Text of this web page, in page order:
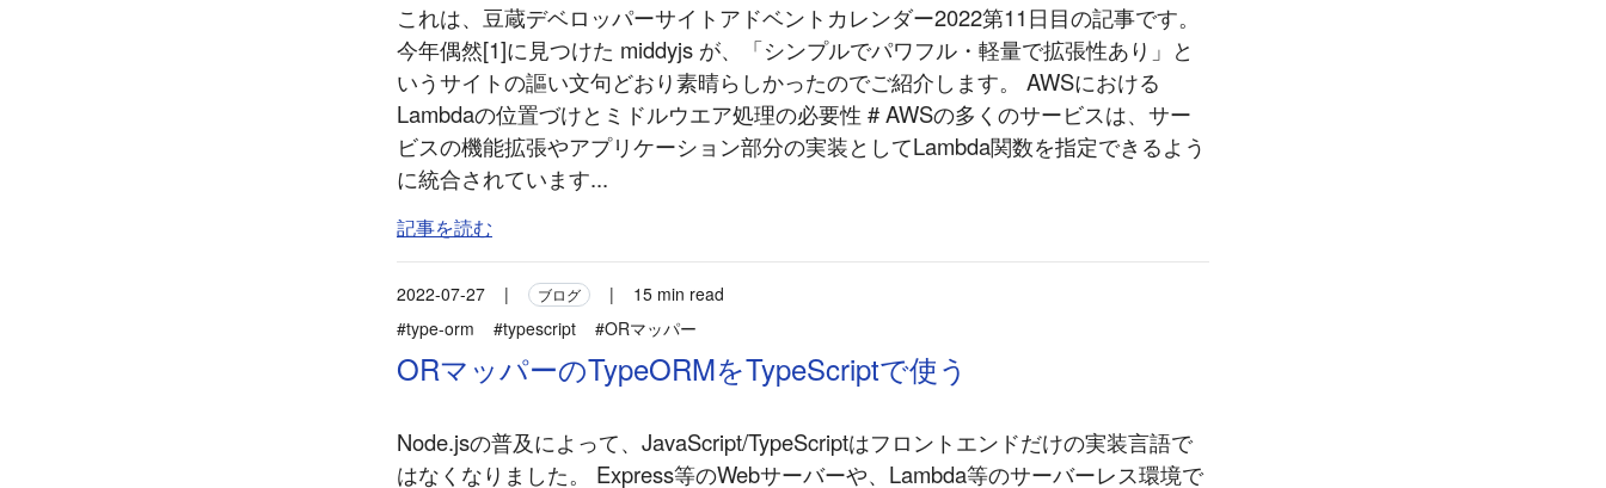
これは、豆蔵デベロッパーサイトアドベントカレンダー2022第11日目の記事です。
今年偶然[1]に見つけた middyjs が、「シンプルでパワフル・軽量で拡張性あり」と
いうサイトの謳い文句どおり素晴らしかったのでご紹介します。 AWSにおける
Lambdaの位置づけとミドルウエア処理の必要性 # AWSの多くのサービスは、サー
ビスの機能拡張やアプリケーション部分の実装としてLambda関数を指定できるよう
に統合されています...
記事を読む
2022-07-27 | ブログ |
15 min read
#type-orm
#typescript #ORマッパー
ORマッパーのTypeORMをTypeScriptで使う
Node.jsの普及によって、JavaScript/TypeScriptはフロントエンドだけの実装言語で
はなくなりました。 Express等のWebサーバーや、Lambda等のサーバーレス環境で